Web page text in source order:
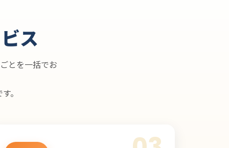
ス
とを一括でお
。